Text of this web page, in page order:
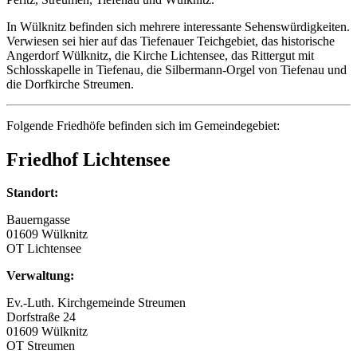
In Wülknitz befinden sich mehrere interessante Sehenswürdigkeiten.
Verwiesen sei hier auf das Tiefenauer Teichgebiet, das historische
Angerdorf Wülknitz, die Kirche Lichtensee, das Rittergut mit
Schlosskapelle in Tiefenau, die Silbermann-Orgel von Tiefenau und
die Dorfkirche Streumen.
Folgende Friedhöfe befinden sich im Gemeindegebiet:
Friedhof Lichtensee
Standort:
Bauerngasse
01609 Wülknitz
OT Lichtensee
Verwaltung:
Ev.-Luth. Kirchgemeinde Streumen
Dorfstraße 24
01609 Wülknitz
OT Streumen